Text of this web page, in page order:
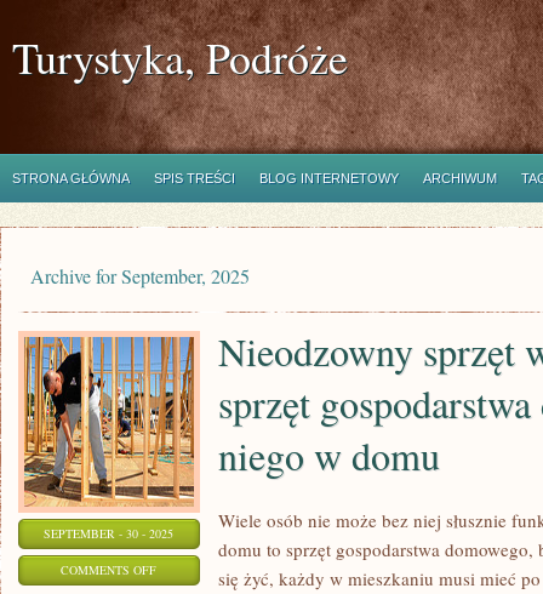
Turystyka, Podróże
STRONA GŁÓWNA SPIS TREŚCI BLOG INTERNETOWY ARCHIWUM
Archive for September, 2025
SEPTEMBER - 30 - 2025
COMMENTS OFFON
Nieodzowny sprzęt
sprzęt
niego w domu
Wiele osób nie może bez niej słusznie
domu to sprzęt gospodarstwa
się żyć, każdy w mieszkaniu musi mieć